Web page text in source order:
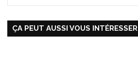
ÇA PEUT AUSSI VOUS INTÉRESSER